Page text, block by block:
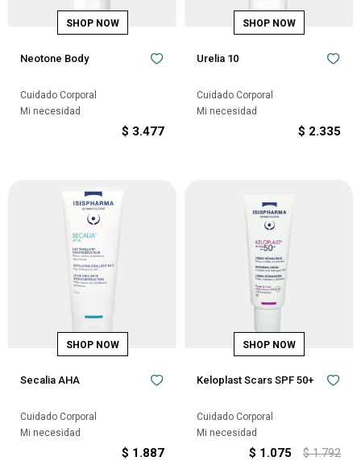
Neotone Body
Cuidado Corporal
Mi necesidad
$ 3.477
Urelia 10
Cuidado Corporal
Mi necesidad
$ 2.335
Secalia AHA
Cuidado Corporal
Mi necesidad
$ 1.887
Keloplast Scars SPF 50+
Cuidado Corporal
Mi necesidad
$ 1.075 $ 1.792